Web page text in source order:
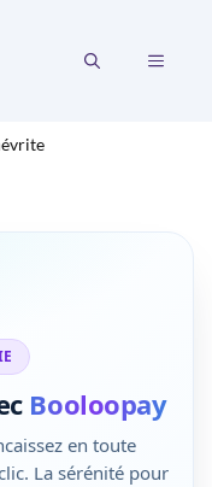
MENU
Booloopay
en toute
La sérénité pour